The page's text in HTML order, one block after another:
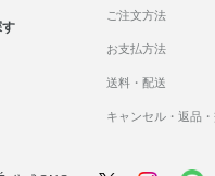
す
ご注文方法
お支払方法
送料・配送
キャンセル・返品